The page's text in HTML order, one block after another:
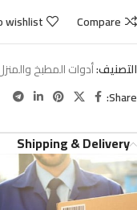
Compare
wishlist
التصنيف:أدوات المطبخ
Share:
Shipping & Delivery